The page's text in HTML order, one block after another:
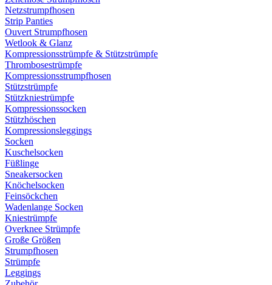
Netzstrumpfhosen
Strip Panties
Ouvert Strumpfhosen
Wetlook & Glanz
Kompressionsstrümpfe & Stützstrümpfe
Thrombosestrümpfe
Kompressionsstrumpfhosen
Stützstrümpfe
Stützkniestrümpfe
Kompressionssocken
Stützhöschen
Kompressionsleggings
Socken
Kuschelsocken
Füßlinge
Sneakersocken
Knöchelsocken
Feinsöckchen
Wadenlange Socken
Kniestrümpfe
Overknee Strümpfe
Große Größen
Strumpfhosen
Strümpfe
Leggings